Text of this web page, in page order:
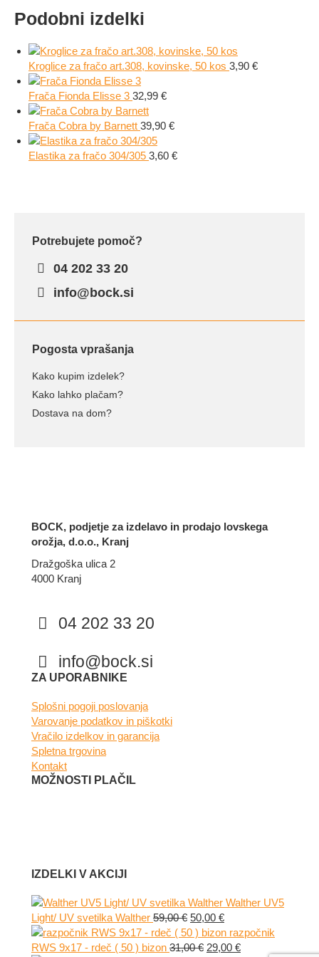
Podobni izdelki
Kroglice za fračo art.308, kovinske, 50 kos 3,90 €
Frača Fionda Elisse 3 32,99 €
Frača Cobra by Barnett 39,90 €
Elastika za fračo 304/305 3,60 €
Potrebujete pomoč?
04 202 33 20
info@bock.si
Pogosta vprašanja
Kako kupim izdelek?
Kako lahko plačam?
Dostava na dom?
BOCK, podjetje za izdelavo in prodajo lovskega
orožja, d.o.o., Kranj
Dražgoška ulica 2
4000 Kranj
04 202 33 20
info@bock.si
Facebook
Instagram
ZA UPORABNIKE
Splošni pogoji poslovanja
Varovanje podatkov in piškotki
Vračilo izdelkov in garancija
Spletna trgovina
Kontakt
MOŽNOSTI PLAČIL
IZDELKI V AKCIJI
Walther UV5
Light/ UV svetilka Walther 59,00€ Izvirna
cena
je
50,00 €Trenutna
cena
je:
razpočnik
RWS 9x17 - rdeč ( 50 ) bizon 31,00€ Izvirna
29,00 €Trenutna